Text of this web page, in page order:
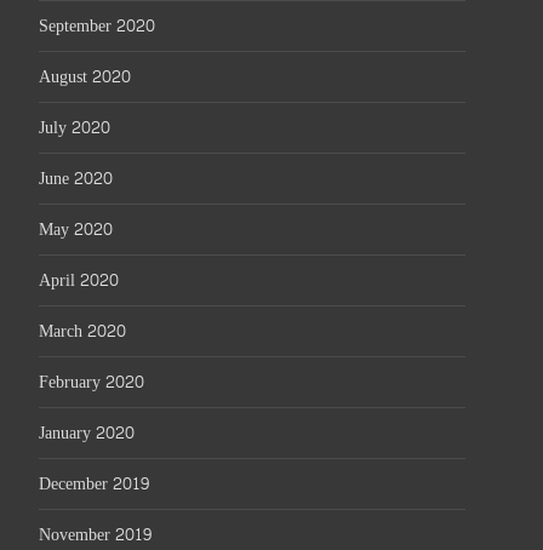
September 2020
August 2020
July 2020
June 2020
May 2020
April 2020
March 2020
February 2020
January 2020
December 2019
November 2019